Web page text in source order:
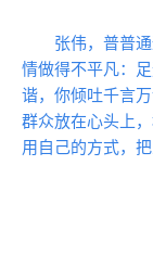
张伟，普普
情做得不平凡：
谐，你倾吐千言
群众放在心头上
用自己的方式，